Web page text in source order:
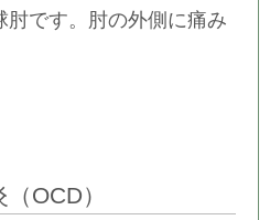
です。肘の外側に痛み
OCD）